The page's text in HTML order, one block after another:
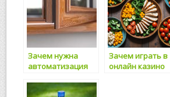
Зачем нужна
автоматизация
Зачем играть в
онлайн казино